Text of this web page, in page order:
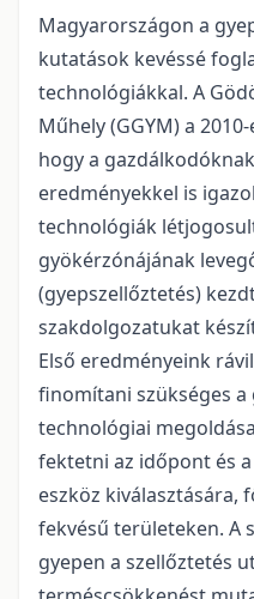
Magyarországon a
kutatások kevéssé
technológiákkal. A
Műhely (GGYM) a
hogy a
eredményekkel is
technológiák
gyökérzónájának
(gyepszellőztetés)
szakdolgozatukat
Első eredményeink
finomítani szükséges a
technológiai
fektetni az időpont és
eszköz kiválasztására,
fekvésű területeken. A
gyepen a szellőztetés